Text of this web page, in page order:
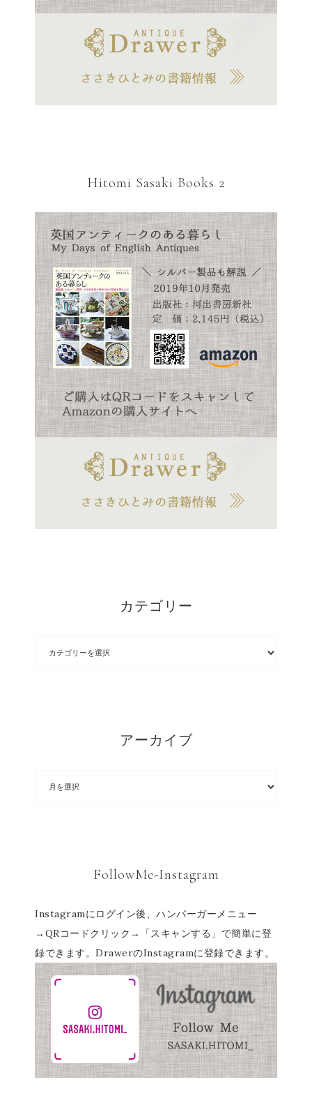
Hitomi Sasaki Books 2
カテゴリー
アーカイブ
FollowMe-Instagram
Instagramにログイン後、ハンバーガーメニュー
→QRコードクリック→「スキャンする」で簡単に登
録できます。DrawerのInstagramに登録できます。